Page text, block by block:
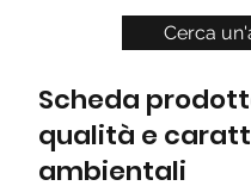
Cerca
Scheda
qualità e
ambientali